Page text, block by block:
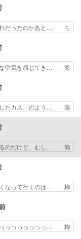
が… 直人の母役で出演
… 色んな意味で元気に
いった初回… 「守りた
可愛すぎ… お兄ちゃん
悪い点… ヒロイン2人
世代… ヒロインズのち
この前から何も知ら
1話から感じていたキ
れだったのかあと… ち
のうちに見な… 渡の布
ビクさせ… 畑荒らし
してる… タイトルはと
角関… すずちゃん可愛
枠と思われた石原さ
ラブコメ作品として
な空気を感じてき… 海
わ。やっぱり… 水着回
Fカップち… 藤岡先輩
さんはあ… 相変わらず
（激重… ヒロインキャ
て… 紗月は渡くんへの
… ラブコメ必須の水着
したカス、のよう… 藤
きたようなアク… いち
ショ整理。石… もうホ
りえ)ちゃ… 藤岡先
には付き合… 先輩、嫌
信過剰み… 言うべきこ
本当… 外面だけは良く
の… 紗月も紫もセクシ
るのだけど、むし… 簡
日の夜に一気に… そし
気出してくる… まさか
が告白さ… 遂に石原
白を遂げ… 告白の練習
全開の… めっちゃ気に
た… 告白の練習をする
… 今回はラブコメ要素
くなって行くのは… 梅
しょ！しかも… 後輩ち
！！！！！… 小動物系
す。1話… 相変わらず
る紗月… 今期のヒロイ
っっっっっっっっ… 梅